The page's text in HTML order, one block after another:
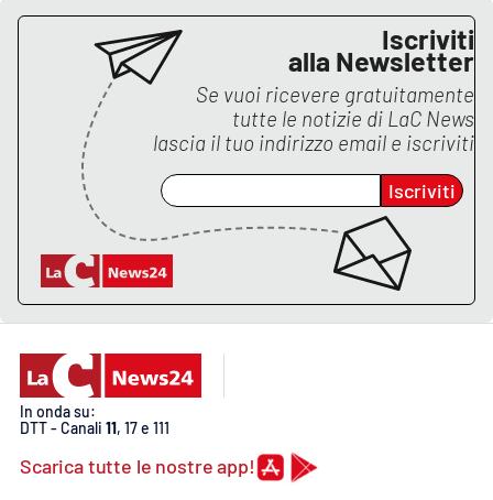
Android
Apple
Iscriviti
alla Newsletter
Se vuoi ricevere gratuitamente
tutte le notizie di LaC News
lascia il tuo indirizzo email e iscriviti
Iscriviti
In onda su:
DTT - Canali 11, 17 e 111
Scarica tutte le nostre app!